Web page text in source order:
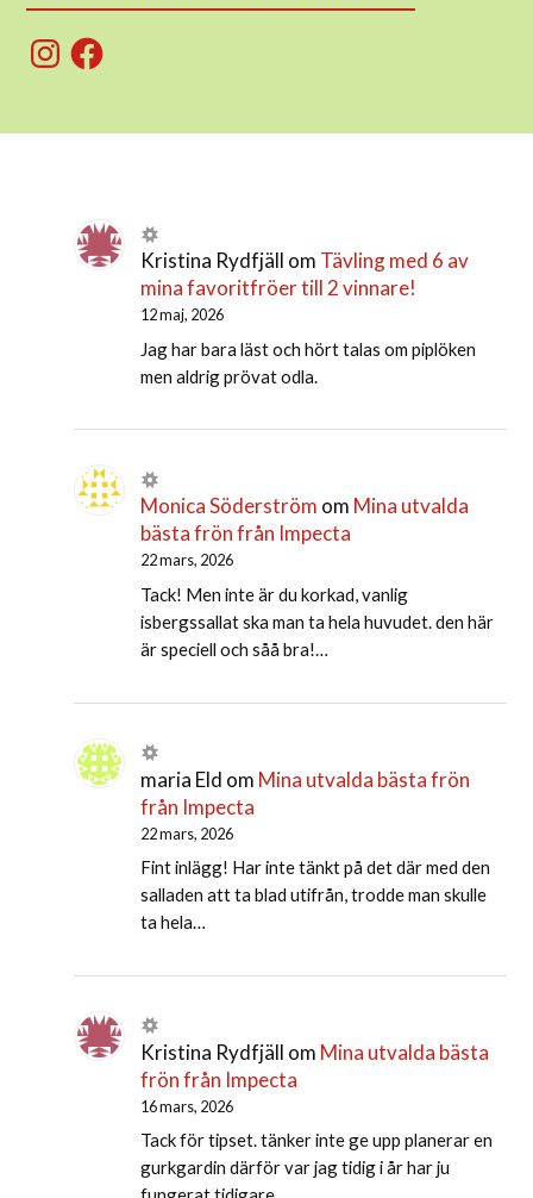
InstagramFacebook
Kristina Rydfjäll om Tävling med 6 av
mina favoritfröer till 2 vinnare!
12 maj, 2026
Jag har bara läst och hört talas om piplöken
men aldrig prövat odla.
Monica Söderström om Mina utvalda
bästa frön från Impecta
22 mars, 2026
Tack! Men inte är du korkad, vanlig
isbergssallat ska man ta hela huvudet. den här
är speciell och såå bra!…
maria Eld om Mina utvalda bästa frön
från Impecta
22 mars, 2026
Fint inlägg! Har inte tänkt på det där med den
salladen att ta blad utifrån, trodde man skulle
ta hela…
Kristina Rydfjäll om Mina utvalda bästa
frön från Impecta
16 mars, 2026
Tack för tipset. tänker inte ge upp planerar en
gurkgardin därför var jag tidig i år har ju